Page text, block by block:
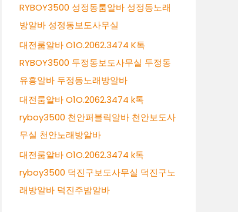
RYBOY3500 성정동룸알바 성정동노래
방알바 성정동보도사무실
대전룸알바 O1O.2062.3474 K톡
RYBOY3500 두정동보도사무실 두정동
유흥알바 두정동노래방알바
대전룸알바 O1O.2062.3474 k톡
ryboy3500 천안퍼블릭알바 천안보도사
무실 천안노래방알바
대전룸알바 O1O.2062.3474 k톡
ryboy3500 덕진구보도사무실 덕진구노
래방알바 덕진주밤알바